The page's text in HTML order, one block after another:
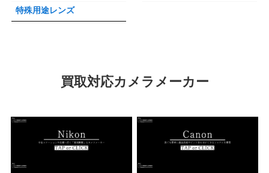
特殊用途レンズ
買取対応カメラメーカー